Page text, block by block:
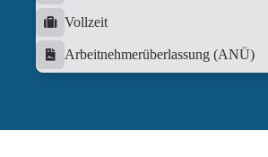
Vollzeit
Arbeitnehmerüberlassung (ANÜ)